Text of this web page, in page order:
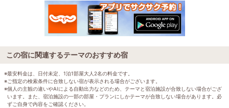
この宿に関連するテーマのおすすめ宿
※最安料金は、日付未定、1泊1部屋大人2名の料金です。
※ご指定の検索条件に合致しない宿が表示される場合がございます。
※個人の主観の違いやAIによる自動出力などのため、テーマと宿泊施設が合致しない場合がござ
います。また、宿泊施設の一部の部屋・プランにしかテーマが合致しない場合があります。必
ずご自身で内容をご確認ください。